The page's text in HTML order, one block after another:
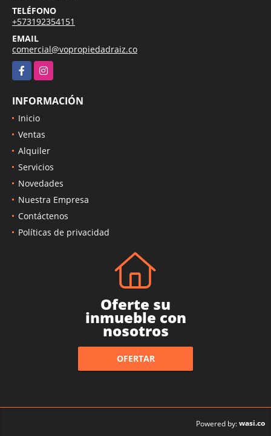
TELÉFONO
+573192354151
EMAIL
comercial@vopropiedadraiz.co
FacebookInstagram
INFORMACIÓN
Inicio
Ventas
Alquiler
Servicios
Novedades
Nuestra Empresa
Contáctenos
Políticas de privacidad
Oferte su
inmueble con
nosotros
OFERTAR
Powered by:wasi.co